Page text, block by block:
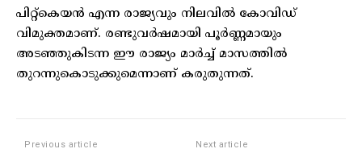
പിറ്റ്കെയൻ എന്ന രാജ്യവും നിലവിൽ കോവിഡ്
വിമുക്തമാണ്. രണ്ടുവർഷമായി പൂർണ്ണമായും
അടഞ്ഞുകിടന്ന ഈ രാജ്യം മാർച്ച് മാസത്തിൽ
തുറന്നുകൊടുക്കുമെന്നാണ് കരുതുന്നത്.
Previous article Next article